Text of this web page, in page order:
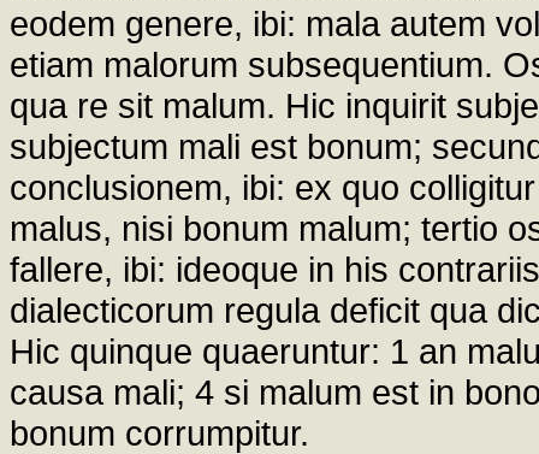
eodem genere, ibi: mala autem
etiam malorum subsequentium.
qua re sit malum. Hic inquirit
subjectum mali est bonum;
conclusionem, ibi: ex quo
malus, nisi bonum malum; tertio
fallere, ibi: ideoque in his
dialecticorum regula deficit qua
Hic quinque quaeruntur: 1 an
causa mali; 4 si malum est in
bonum corrumpitur.